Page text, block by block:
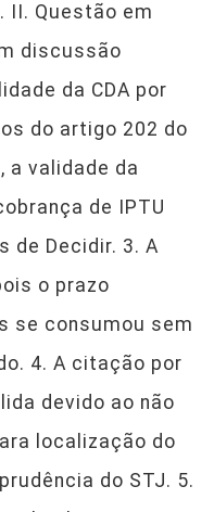
II. Questão em
discussão
da CDA por
do artigo 202 do
a validade da
de IPTU
de Decidir. 3. A
o prazo
se consumou sem
4. A citação por
devido ao não
localização do
do STJ. 5.